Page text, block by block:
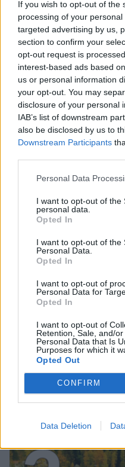
If you wish to opt-out of the
processing of your
targeted advertising by us,
section to confirm your
opt-out request is
interest-based ads based
us or personal information
your opt-out. You may
disclosure of your personal
IAB’s list of downstream
also be disclosed by us to
Downstream Participants
Personal Data
I want to opt-out of the
personal data.
Opted In
I want to opt-out of the
Personal Data.
Opted In
I want to opt-out of
Personal Data for
Opted In
I want to opt-out of
Retention, Sale, and/
Personal Data that Is
Purposes for which it
Opted Out
CONFIRM
Data Deletion
1
UUTISET
Leskeneläke ei
Kela
ikärajasta